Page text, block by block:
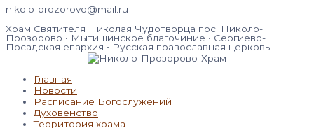
nikolo-prozorovo@mail.ru
Храм Святителя Николая Чудотворца пос. Николо-
Прозорово • Мытищинское благочиние • Сергиево-
Посадская епархия • Русская православная церковь
Главная
Новости
Расписание Богослужений
Духовенство
Территория храма